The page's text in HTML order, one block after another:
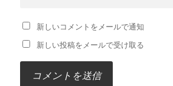
新しいコメントをメールで通知
新しい投稿をメールで受け取る